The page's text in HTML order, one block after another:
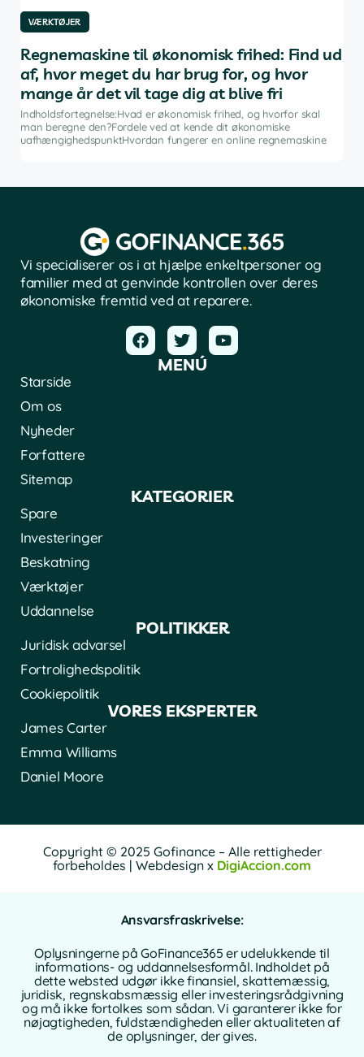
VÆRKTØJER
Regnemaskine til økonomisk frihed: Find ud
af, hvor meget du har brug for, og hvor
mange år det vil tage dig at blive fri
Indholdsfortegnelse:Hvad er økonomisk frihed, og hvorfor skal
man beregne den?Fordele ved at kende dit økonomiske
uafhængighedspunktHvordan fungerer en online regnemaskine
Vi specialiserer os i at hjælpe enkeltpersoner og
familier med at genvinde kontrollen over deres
økonomiske fremtid ved at reparere.
MENÚ
Starside
Om os
Nyheder
Forfattere
Sitemap
KATEGORIER
Spare
Investeringer
Beskatning
Værktøjer
Uddannelse
POLITIKKER
Juridisk advarsel
Fortrolighedspolitik
Cookiepolitik
VORES EKSPERTER
James Carter
Emma Williams
Daniel Moore
Copyright © 2025 Gofinance – Alle rettigheder
forbeholdes | Webdesign x DigiAccion.com
Ansvarsfraskrivelse:
Oplysningerne på GoFinance365 er udelukkende til
informations- og uddannelsesformål. Indholdet på
dette websted udgør ikke finansiel, skattemæssig,
juridisk, regnskabsmæssig eller investeringsrådgivning
og må ikke fortolkes som sådan. Vi garanterer ikke for
nøjagtigheden, fuldstændigheden eller aktualiteten af
de oplysninger, der gives.